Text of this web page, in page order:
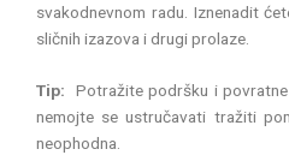
svakodnevnom radu. Iznenadit
sličnih izazova i drugi prolaze.
Tip: Potražite podršku i
nemojte se ustručavati tražiti
neophodna.